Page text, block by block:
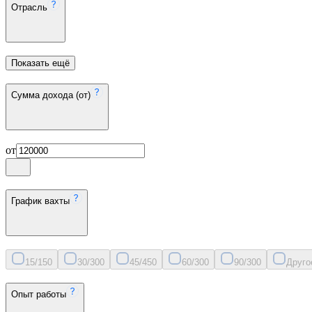
Отрасль
Показать ещё
Сумма дохода (от)
от
График вахты
15/150 30/300 45/450 60/300 90/300
Опыт работы